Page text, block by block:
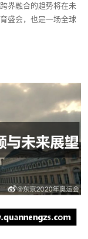
界融合的趋势将在未
盛会，也是一场全球